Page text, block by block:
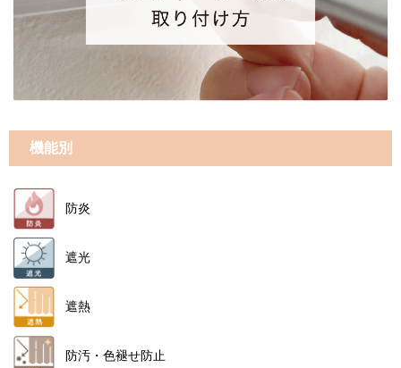
機能別
防炎
遮光
遮熱
防汚・色褪せ防止